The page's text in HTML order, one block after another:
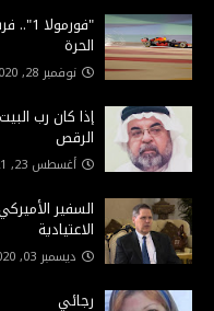
الحرة
نوفمبر 28, 2020
إذا كان رب
الرقص
أغسطس 23, 2021
السفير
الاعتيادية
ديسمبر 03, 2020
رجائي